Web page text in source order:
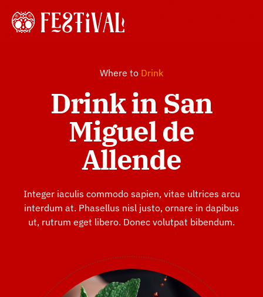
content
About
History
Gallery
Sponsors
Where to Drink
Drink in San
Miguel de
Allende
Integer iaculis commodo sapien, vitae ultrices arcu
interdum at. Phasellus nisl justo, ornare in dapibus
ut, rutrum eget libero. Donec volutpat bibendum.